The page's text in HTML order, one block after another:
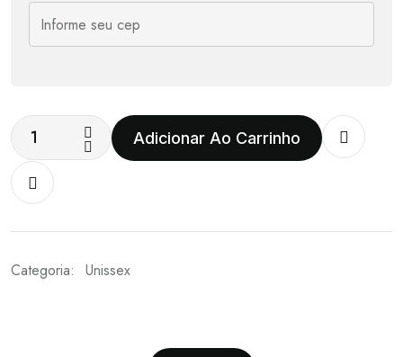
Adicionar Ao Carrinho
Categoria: Unissex